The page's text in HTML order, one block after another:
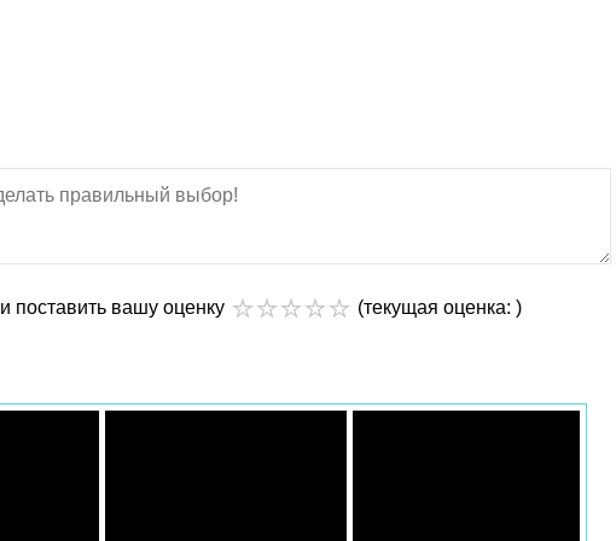
и поставить вашу оценку (текущая оценка: )